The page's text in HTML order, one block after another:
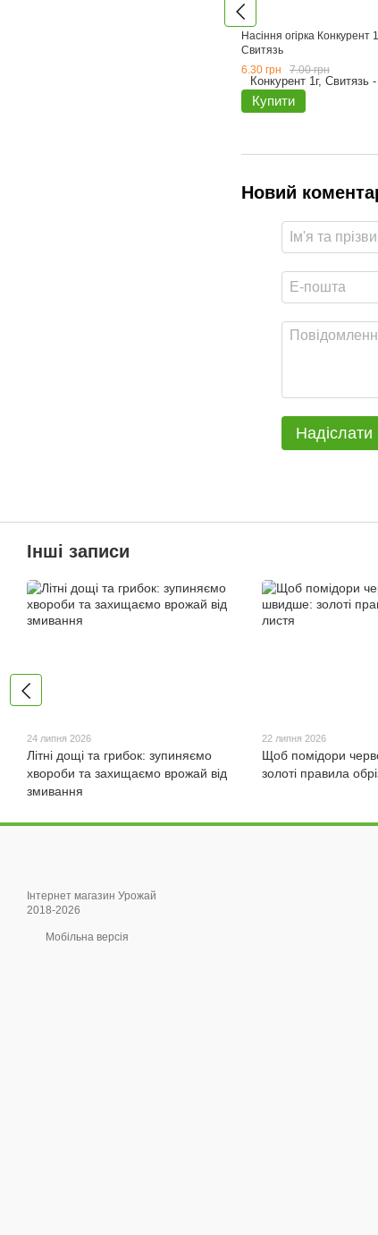
Насіння огірка Конкурент
Свитязь
6.30 грн
7.00 грн
Купити
Новий
Надіслати
Інші записи
24 липня 2026
Літні дощі та грибок: зупиняємо
хвороби та захищаємо врожай від
змивання
22 липня 2026
Щоб помідори
золоті правила
Інтернет магазин Урожай
2018-2026
Мобільна версія